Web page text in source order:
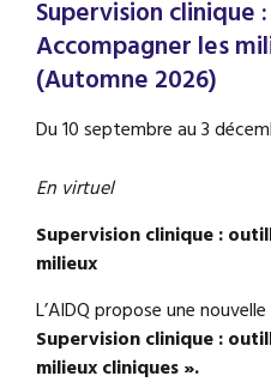
Supervision clinique
Accompagner les
(Automne 2026)
Du 10 septembre au 3
En virtuel
Supervision clinique :
milieux
L’AIDQ propose une
Supervision clinique :
milieux cliniques ».